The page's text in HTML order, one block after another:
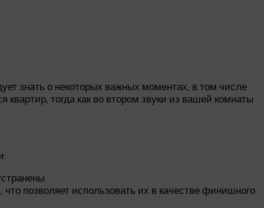
знать о некоторых важных моментах, в том числе
тогда как во втором звуки из вашей комнаты
позволяет использовать их в качестве финишного